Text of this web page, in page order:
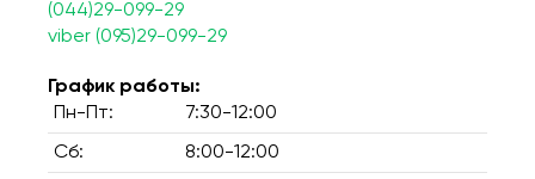
(044)29-099-29
viber (095)29-099-29
График работы:
Пн-Пт:
7:30-12:00
Сб: 8:00-12:00